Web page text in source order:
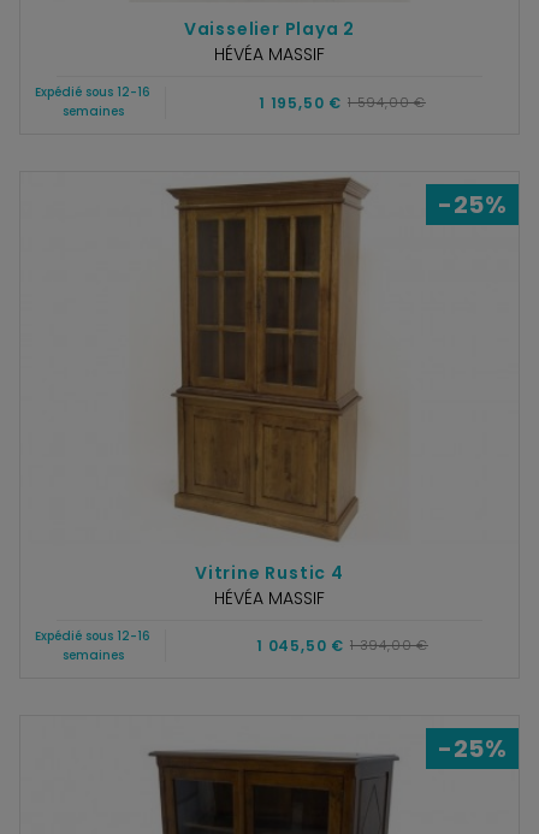
Vaisselier Playa 2
HÉVÉA MASSIF
Expédié sous 12-16
semaines
1 195,50 € 1 594,00 €
-25%
Vitrine Rustic 4
HÉVÉA MASSIF
Expédié sous 12-16
semaines
1 045,50 € 1 394,00 €
-25%